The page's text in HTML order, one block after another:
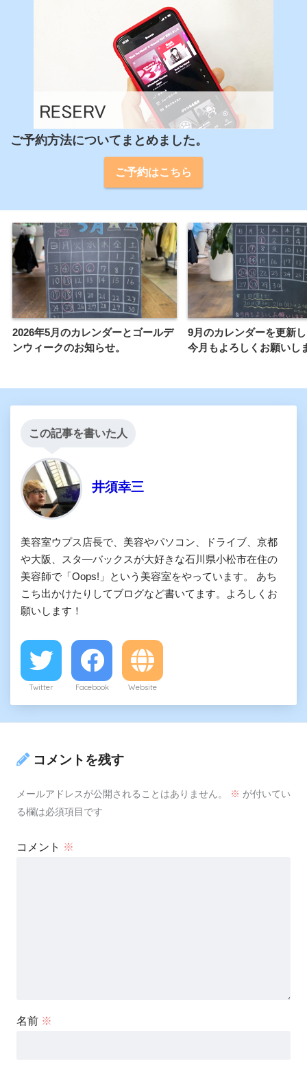
ご予約方法についてまとめました。
ご予約はこちら
2026年5月のカレンダーとゴールデ
ンウィークのお知らせ。
9月のカレンダーを更新
今月もよろしくお願いし
この記事を書いた人
井須幸三
美容室ウプス店長で、美容やパソコン、ドライブ、京都
や大阪、スタ―バックスが大好きな石川県小松市在住の
美容師で「Oops!」という美容室をやっています。 あち
こち出かけたりしてブログなど書いてます。よろしくお
願いします！
Twitter Facebook Website
コメントを残す
メールアドレスが公開されることはありません。 ※ が付いてい
る欄は必須項目です
コメント ※
名前 ※